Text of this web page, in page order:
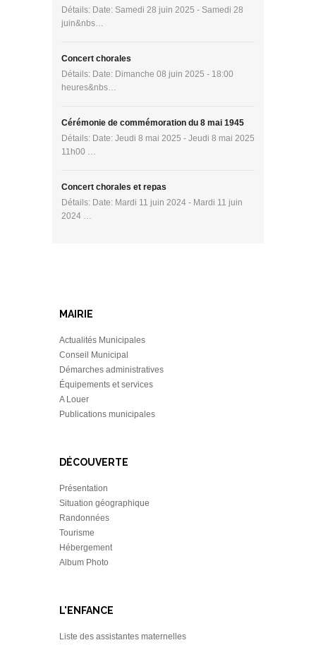
Détails: Date: Samedi 28 juin 2025 - Samedi 28
juin&nbs…
Concert chorales
Détails: Date: Dimanche 08 juin 2025 - 18:00
heures&nbs…
Cérémonie de commémoration du 8 mai 1945
Détails: Date: Jeudi 8 mai 2025 - Jeudi 8 mai 2025
11h00 …
Concert chorales et repas
Détails: Date: Mardi 11 juin 2024 - Mardi 11 juin
2024 …
MAIRIE
Actualités Municipales
Conseil Municipal
Démarches administratives
Équipements et services
A Louer
Publications municipales
DÉCOUVERTE
Présentation
Situation géographique
Randonnées
Tourisme
Hébergement
Album Photo
L'ENFANCE
Liste des assistantes maternelles